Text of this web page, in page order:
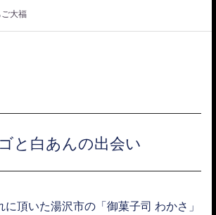
大福
と白あんの出会い
頂いた湯沢市の「御菓子司 わかさ」